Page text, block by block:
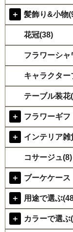
＋ 髪飾り&小物
花冠(38)
フラワーシャ
キャラクター
テーブル装花
＋ フラワーギフ
＋ インテリア雑
コサージュ(8)
＋ ブーケケー
＋ 用途で選ぶ
＋ カラーで選